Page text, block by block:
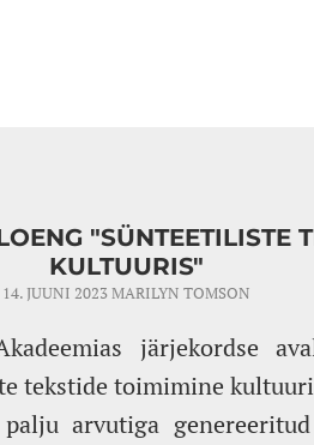
"SÜNTEETILISTE
KULTUURIS"
14. JUUNI 2023MARILYN TOMSON
järjekordse
tekstide toimimine
arvutiga